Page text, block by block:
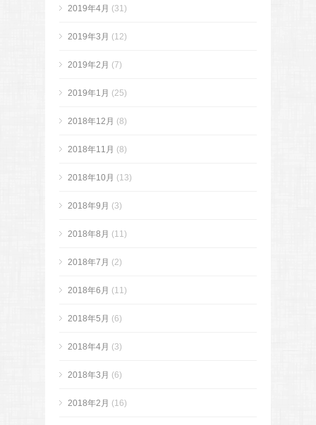
2019年4月 (31)
2019年3月 (12)
2019年2月 (7)
2019年1月 (25)
2018年12月 (8)
2018年11月 (8)
2018年10月 (13)
2018年9月 (3)
2018年8月 (11)
2018年7月 (2)
2018年6月 (11)
2018年5月 (6)
2018年4月 (3)
2018年3月 (6)
2018年2月 (16)